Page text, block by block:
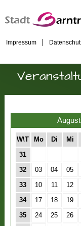
Impressum
W\T Mo Di Mi
31
32 03 04 05
33 10 11 12
34 17 18 19
35 24 25 26